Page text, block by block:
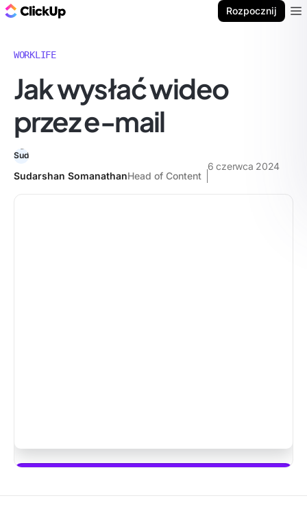
Rozpocznij
WORKLIFE
Jak wysłać wideo
przez e-mail
Sudarshan SomanathanHead of Content
6 czerwca 2024